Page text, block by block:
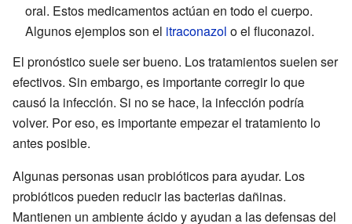
oral. Estos medicamentos actúan en todo el cuerpo.
Algunos ejemplos son el itraconazol o el fluconazol.
El pronóstico suele ser bueno. Los tratamientos suelen ser
efectivos. Sin embargo, es importante corregir lo que
causó la infección. Si no se hace, la infección podría
volver. Por eso, es importante empezar el tratamiento lo
antes posible.
Algunas personas usan probióticos para ayudar. Los
probióticos pueden reducir las bacterias dañinas.
Mantienen un ambiente ácido y ayudan a las defensas del